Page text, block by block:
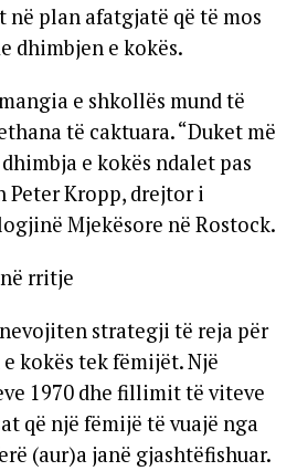
në plan afatgjatë që të mos
dhimbjen e kokës.
e shkollës mund të
të caktuara. “Duket më
e kokës ndalet pas
Peter Kropp, drejtor i
Mjekësore në Rostock.
rritje
strategji të reja për
kokës tek fëmijët. Një
1970 dhe fillimit të viteve
që një fëmijë të vuajë nga
(aur)a janë gjashtëfishuar.